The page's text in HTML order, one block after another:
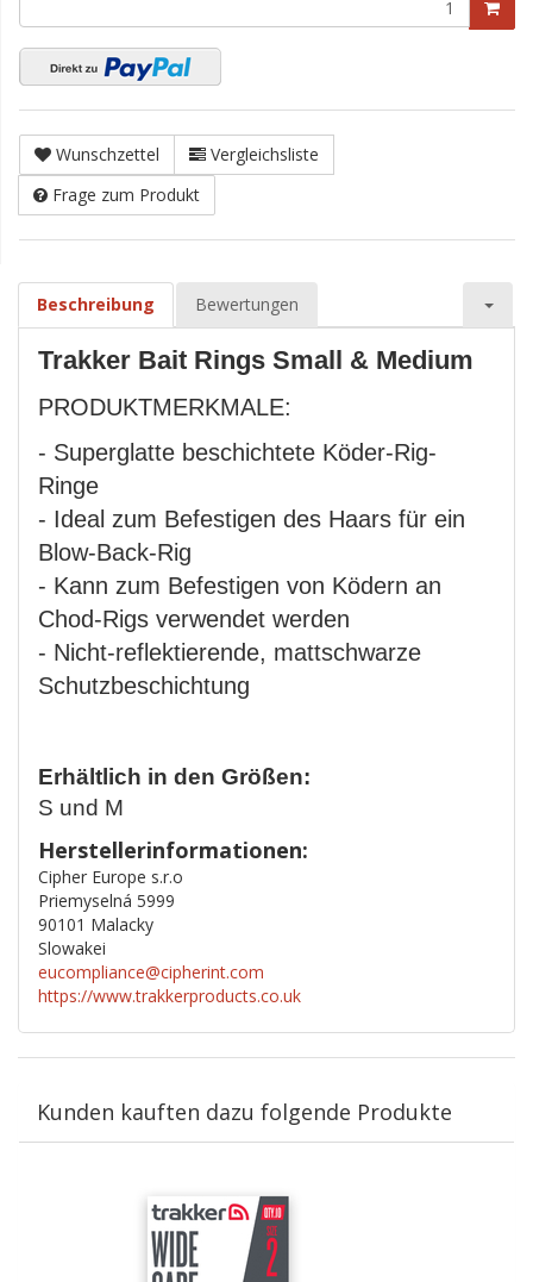
Wunschzettel
Vergleichsliste
Frage zum Produkt
Beschreibung Bewertungen
Trakker Bait Rings Small & Medium
PRODUKTMERKMALE:
- Superglatte beschichtete Köder-Rig-
Ringe
- Ideal zum Befestigen des Haars für ein
Blow-Back-Rig
- Kann zum Befestigen von Ködern an
Chod-Rigs verwendet werden
- Nicht-reflektierende, mattschwarze
Schutzbeschichtung
Erhältlich in den Größen:
S und M
Herstellerinformationen:
Cipher Europe s.r.o
Priemyselná 5999
90101 Malacky
Slowakei
eucompliance@cipherint.com
https://www.trakkerproducts.co.uk
Kunden kauften dazu folgende Produkte